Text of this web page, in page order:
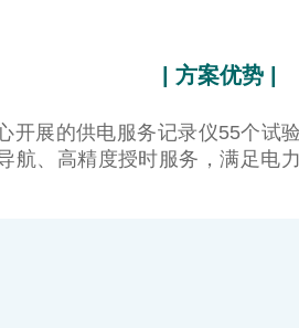
| 方案优势 |
展的供电服务记录仪55个
、高精度授时服务，满足